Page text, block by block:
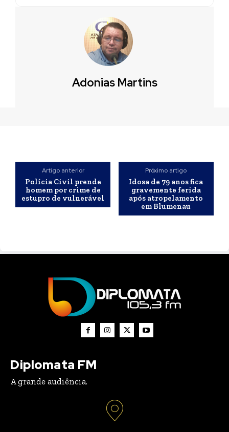
Adonias Martins
Artigo anterior
Polícia Civil prende
homem por crime de
estupro de vulnerável
Próximo artigo
Idosa de 79 anos fica
gravemente ferida
após atropelamento
em Blumenau
Diplomata FM
A grande audiência.